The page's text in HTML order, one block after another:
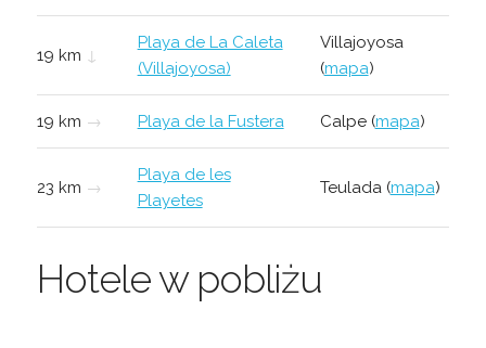
19 km ↓
Playa de La Caleta
(Villajoyosa)
Villajoyosa
(mapa)
19 km → Playa de la Fustera Calpe (mapa)
23 km →
Playa de les
Playetes
Teulada (mapa)
Hotele w pobliżu